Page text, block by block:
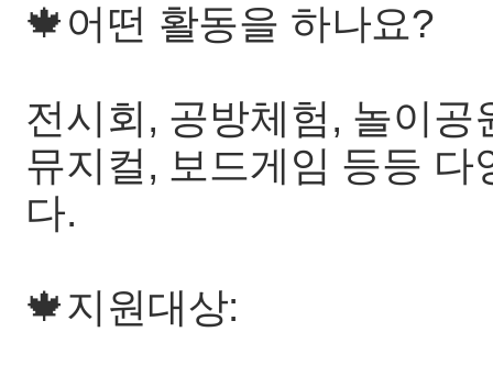
🍁어떤 활동을 하나요?
전시회, 공방체험, 놀이
뮤지컬, 보드게임 등등
다.
🍁지원대상: